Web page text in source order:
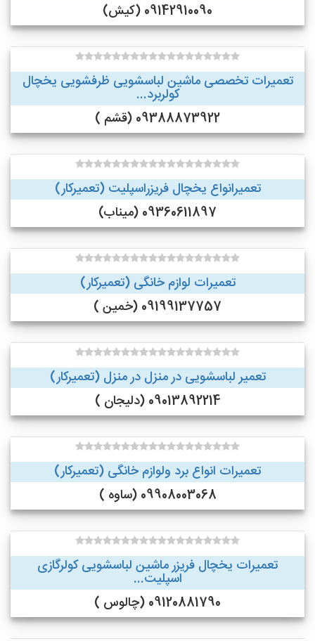
09142910090 (کیش)
تعمیرات تخصصی ماشین لباسشویی ظرفشویی یخچال
کولربرد...
09388873922 (قشم )
تعمیرانواع یخچال فریزراسپلیت (تعمیرکار)
09360611897 (میناب)
تعمیرات لوازم خانگی (تعمیرکار)
09199137757 (خمین )
تعمیر لباسشویی در منزل در منزل (تعمیرکار)
09013892214 (دلیجان )
تعمیرات انواع برد ولوازم خانگی (تعمیرکار)
09908003068 (ساوه )
تعمیرات یخچال فریزر ماشین لباسشویی کولرگازی
اسپلیت...
09120881790 (چالوس )